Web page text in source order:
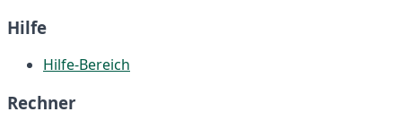
Hilfe
Hilfe-Bereich
Rechner